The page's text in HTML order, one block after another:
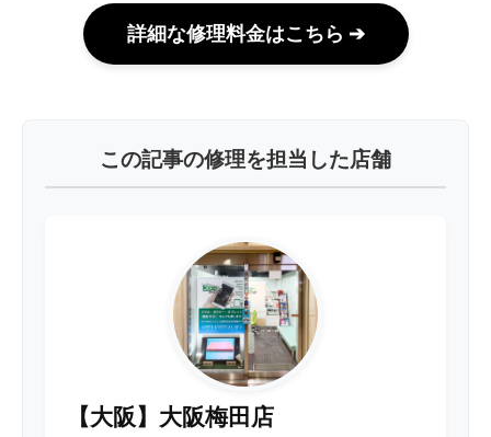
詳細な修理料金はこちら ➔
この記事の修理を担当した店舗
【大阪】大阪梅田店